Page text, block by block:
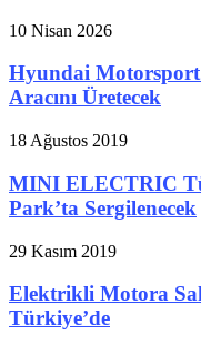
10 Nisan 2026
Hyundai
Aracını Üretecek
18 Ağustos 2019
MINI ELECTRIC
Park’ta Sergilenecek
29 Kasım 2019
Elektrikli Motora
Türkiye’de